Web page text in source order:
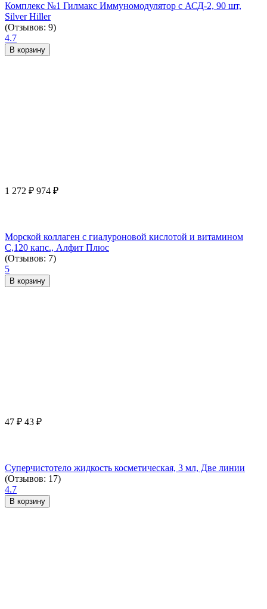
Комплекс №1 Гилмакс Иммуномодулятор с АСД-2, 90 шт,
Silver Hiller
(Отзывов: 9)
4.7
В корзину
1 272 ₽ 974 ₽
Морской коллаген с гиалуроновой кислотой и витамином
С,120 капс., Алфит Плюс
(Отзывов: 7)
5
В корзину
47 ₽ 43 ₽
Суперчистотело жидкость косметическая, 3 мл, Две линии
(Отзывов: 17)
4.7
В корзину